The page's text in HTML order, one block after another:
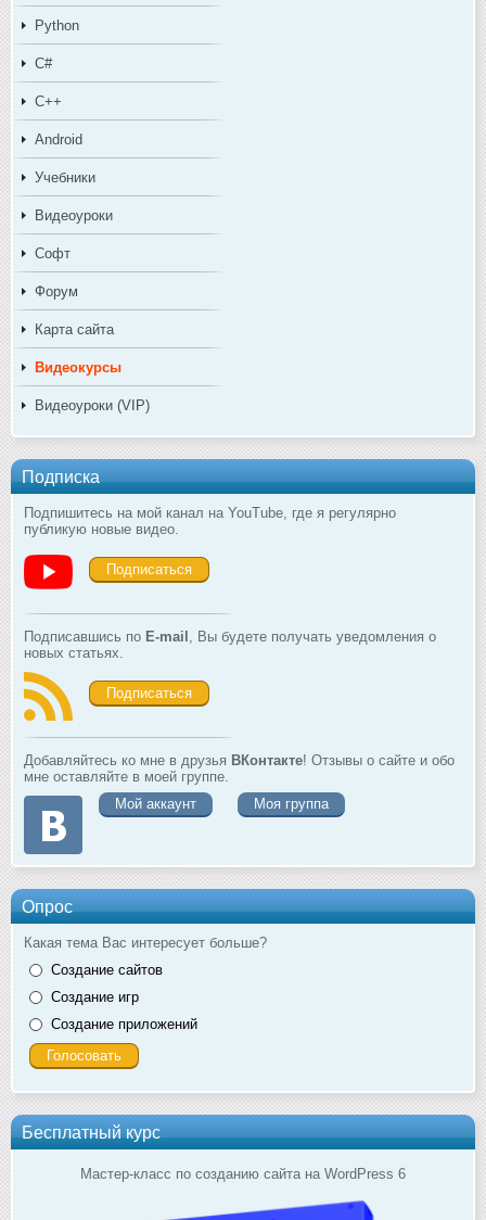
Python
C#
C++
Android
Учебники
Видеоуроки
Софт
Форум
Карта сайта
Видеокурсы
Видеоуроки (VIP)
Подписка
Подпишитесь на мой канал на YouTube, где я регулярно
публикую новые видео.
Подписаться
Подписавшись по E-mail , Вы будете получать уведомления о
новых статьях.
Подписаться
Добавляйтесь ко мне в друзья ВКонтакте! Отзывы о сайте и обо
мне оставляйте в моей группе.
Мой аккаунт
Моя группа
Опрос
Какая тема Вас интересует больше?
Создание сайтов
Создание игр
Создание приложений
Бесплатный курс
Мастер-класс по созданию сайта на WordPress 6